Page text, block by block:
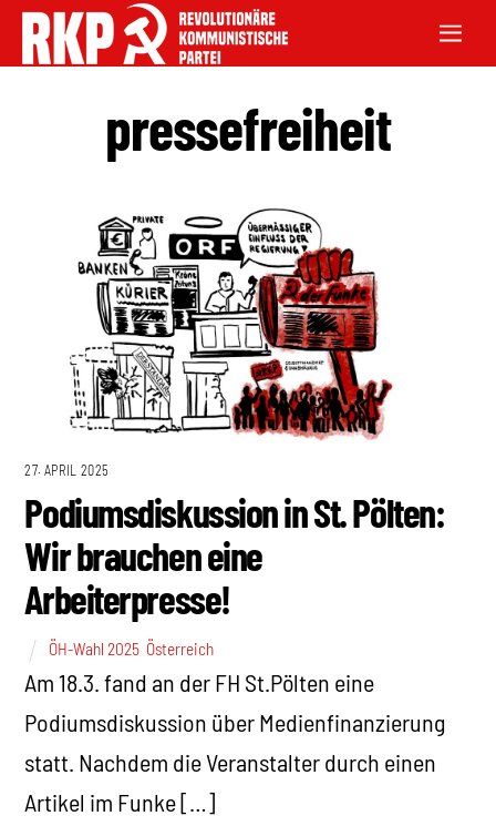
pressefreiheit
27. APRIL 2025
Podiumsdiskussion in St. Pölten:
Wir brauchen eine
Arbeiterpresse!
ÖH-Wahl 2025 Österreich
Am 18.3. fand an der FH St.Pölten eine
Podiumsdiskussion über Medienfinanzierung
statt. Nachdem die Veranstalter durch einen
Artikel im Funke […]